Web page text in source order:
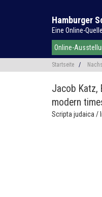
Hamburger
Eine Online-
Online-
Startseite /
Jacob Katz,
modern
Scripta judaica /